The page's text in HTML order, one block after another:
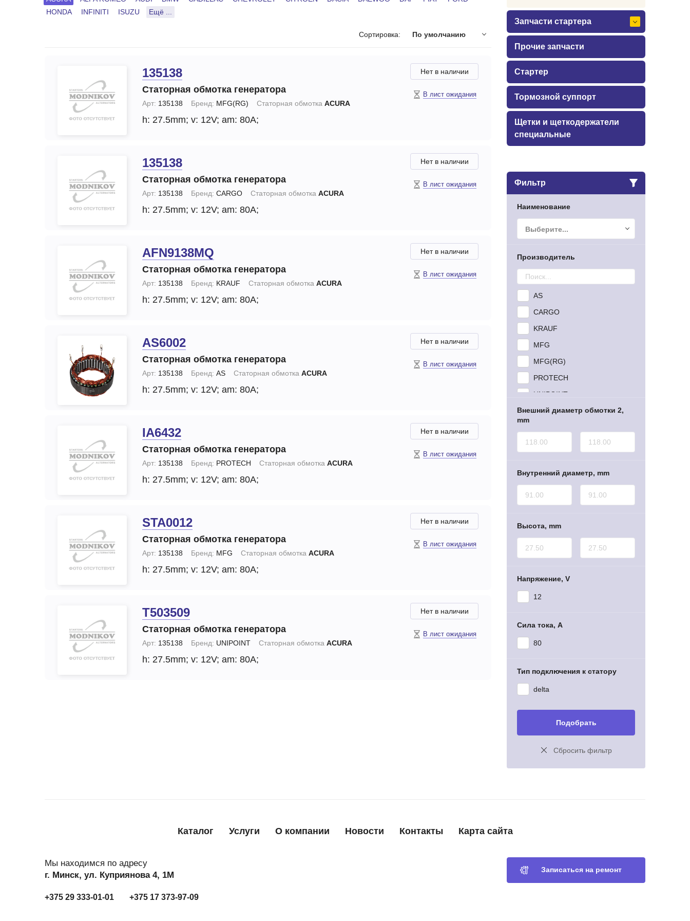
Запчасти стартера
щеткодержатели
специальные
Ремонт моторчика печки
(отопителя)
Замена генераторов
Диагностика генератора
HONDA
INFINITI ISUZU Ещё ...
Сортировка: По умолчанию
135138
Статорная обмотка генератора
Арт: 135138 Бренд: MFG(RG) Статорная обмотка ACURA
h: 27.5mm; v: 12V; am: 80A;
Нет в наличии
В лист ожидания
135138
Статорная обмотка генератора
Арт: 135138 Бренд: CARGO Статорная обмотка ACURA
h: 27.5mm; v: 12V; am: 80A;
Нет в наличии
В лист ожидания
AFN9138MQ
Статорная обмотка генератора
Арт: 135138 Бренд: KRAUF Статорная обмотка ACURA
h: 27.5mm; v: 12V; am: 80A;
Нет в наличии
В лист ожидания
AS6002
Статорная обмотка генератора
Арт: 135138 Бренд: AS Статорная обмотка ACURA
h: 27.5mm; v: 12V; am: 80A;
Нет в наличии
В лист ожидания
IA6432
Статорная обмотка генератора
Арт: 135138 Бренд: PROTECH Статорная обмотка ACURA
h: 27.5mm; v: 12V; am: 80A;
Нет в наличии
В лист ожидания
STA0012
Статорная обмотка генератора
Арт: 135138 Бренд: MFG Статорная обмотка ACURA
h: 27.5mm; v: 12V; am: 80A;
Нет в наличии
В лист ожидания
T503509
Статорная обмотка генератора
Арт: 135138 Бренд: UNIPOINT Статорная обмотка ACURA
h: 27.5mm; v: 12V; am: 80A;
Нет в наличии
В лист ожидания
Запчасти стартера
Прочие запчасти
Стартер
Тормозной суппорт
Щетки и щеткодержатели
специальные
Фильтр
Наименование
Выберите...
Производитель
AS
CARGO
KRAUF
MFG
MFG(RG)
PROTECH
UNIPOINT
Внешний диаметр обмотки 2,
mm
Внутренний диаметр, mm
Высота, mm
Напряжение, V
12
Сила тока, A
80
Тип подключения к статору
delta
Подобрать
Сбросить фильтр
Каталог Услуги О компании Новости Контакты Карта сайта
Мы находимся по адресу
г. Минск, ул. Куприянова 4, 1М
+375 29 333-01-01 +375 17 373-97-09
Записаться на ремонт